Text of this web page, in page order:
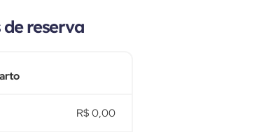
reserva
R$ 0,00